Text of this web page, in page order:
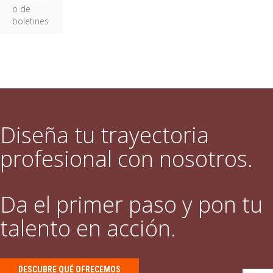
o de
boletines
Diseña tu trayectoria
profesional con nosotros.
Da el primer paso y pon tu
talento en acción.
DESCUBRE QUÉ OFRECEMOS